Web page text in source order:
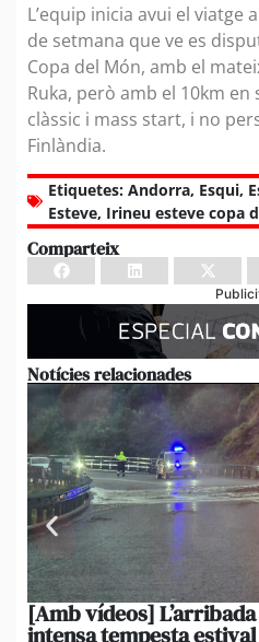
L’equip inicia avui el viatge
de setmana que ve es
Copa del Món, amb el
Ruka, però amb el 10km en
clàssic i mass start, i no
Finlàndia.
Etiquetes: Andorra, Esqui,
Esteve, Irineu esteve copa
Comparteix
Notícies relacionades
[Amb vídeos] L’arribada
intensa tempesta